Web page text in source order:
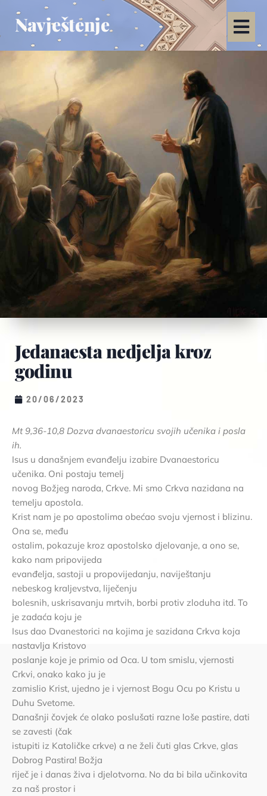
Navještenje
Jedanaesta nedjelja kroz
godinu
20/06/2023
Mt 9,36-10,8 Dozva dvanaestoricu svojih učenika i posla
ih.
Isus u današnjem evanđelju izabire Dvanaestoricu
učenika. Oni postaju temelj
novog Božjeg naroda, Crkve. Mi smo Crkva nazidana na
temelju apostola.
Krist nam je po apostolima obećao svoju vjernost i blizinu.
Ona se, među
ostalim, pokazuje kroz apostolsko djelovanje, a ono se,
kako nam pripovijeda
evanđelja, sastoji u propovijedanju, naviještanju
nebeskog kraljevstva, liječenju
bolesnih, uskrisavanju mrtvih, borbi protiv zloduha itd. To
je zadaća koju je
Isus dao Dvanestorici na kojima je sazidana Crkva koja
nastavlja Kristovo
poslanje koje je primio od Oca. U tom smislu, vjernosti
Crkvi, onako kako ju je
zamislio Krist, ujedno je i vjernost Bogu Ocu po Kristu u
Duhu Svetome.
Današnji čovjek će olako poslušati razne loše pastire, dati
se zavesti (čak
istupiti iz Katoličke crkve) a ne želi čuti glas Crkve, glas
Dobrog Pastira! Božja
riječ je i danas živa i djelotvorna. No da bi bila učinkovita
za naš prostor i